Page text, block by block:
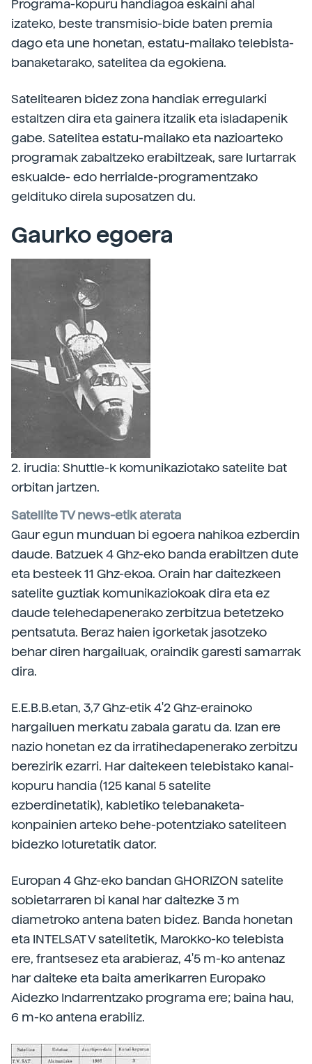
Programa-kopuru handiagoa eskaini ahal
izateko, beste transmisio-bide baten premia
dago eta une honetan, estatu-mailako telebista-
banaketarako, satelitea da egokiena.
Satelitearen bidez zona handiak erregularki
estaltzen dira eta gainera itzalik eta isladapenik
gabe. Satelitea estatu-mailako eta nazioarteko
programak zabaltzeko erabiltzeak, sare lurtarrak
eskualde- edo herrialde-programentzako
geldituko direla suposatzen du.
Gaurko egoera
2. irudia: Shuttle-k komunikaziotako satelite bat
orbitan jartzen.
Satellite TV news-etik aterata
Gaur egun munduan bi egoera nahikoa ezberdin
daude. Batzuek 4 Ghz-eko banda erabiltzen dute
eta besteek 11 Ghz-ekoa. Orain har daitezkeen
satelite guztiak komunikaziokoak dira eta ez
daude telehedapenerako zerbitzua betetzeko
pentsatuta. Beraz haien igorketak jasotzeko
behar diren hargailuak, oraindik garesti samarrak
dira.
E.E.B.B.etan, 3,7 Ghz-etik 4'2 Ghz-erainoko
hargailuen merkatu zabala garatu da. Izan ere
nazio honetan ez da irratihedapenerako zerbitzu
berezirik ezarri. Har daitekeen telebistako kanal-
kopuru handia (125 kanal 5 satelite
ezberdinetatik), kabletiko telebanaketa-
konpainien arteko behe-potentziako sateliteen
bidezko loturetatik dator.
Europan 4 Ghz-eko bandan GHORIZON satelite
sobietarraren bi kanal har daitezke 3 m
diametroko antena baten bidez. Banda honetan
eta INTELSAT V satelitetik, Marokko-ko telebista
ere, frantsesez eta arabieraz, 4'5 m-ko antenaz
har daiteke eta baita amerikarren Europako
Aidezko Indarrentzako programa ere; baina hau,
6 m-ko antena erabiliz.